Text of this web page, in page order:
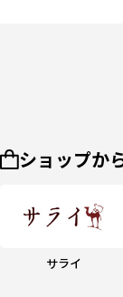
ショップか
サライ